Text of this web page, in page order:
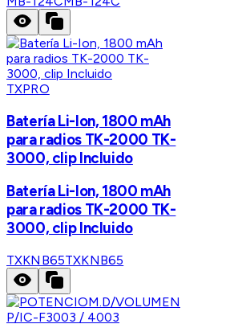
TXPRO
Batería Li-Ion, 1800 mAh
para radios TK-2000 TK-
3000, clip Incluido
Batería Li-Ion, 1800 mAh
para radios TK-2000 TK-
3000, clip Incluido
TXKNB65TXKNB65